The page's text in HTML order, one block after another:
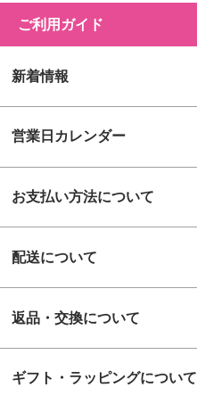
ご利用ガイド
新着情報
営業日カレンダー
お支払い方法について
配送について
返品・交換について
ギフト・ラッピングについて